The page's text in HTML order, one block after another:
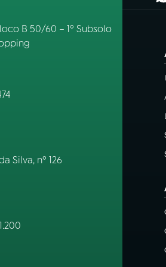
B 50/60 – 1º Subsolo
Silva, nº 126